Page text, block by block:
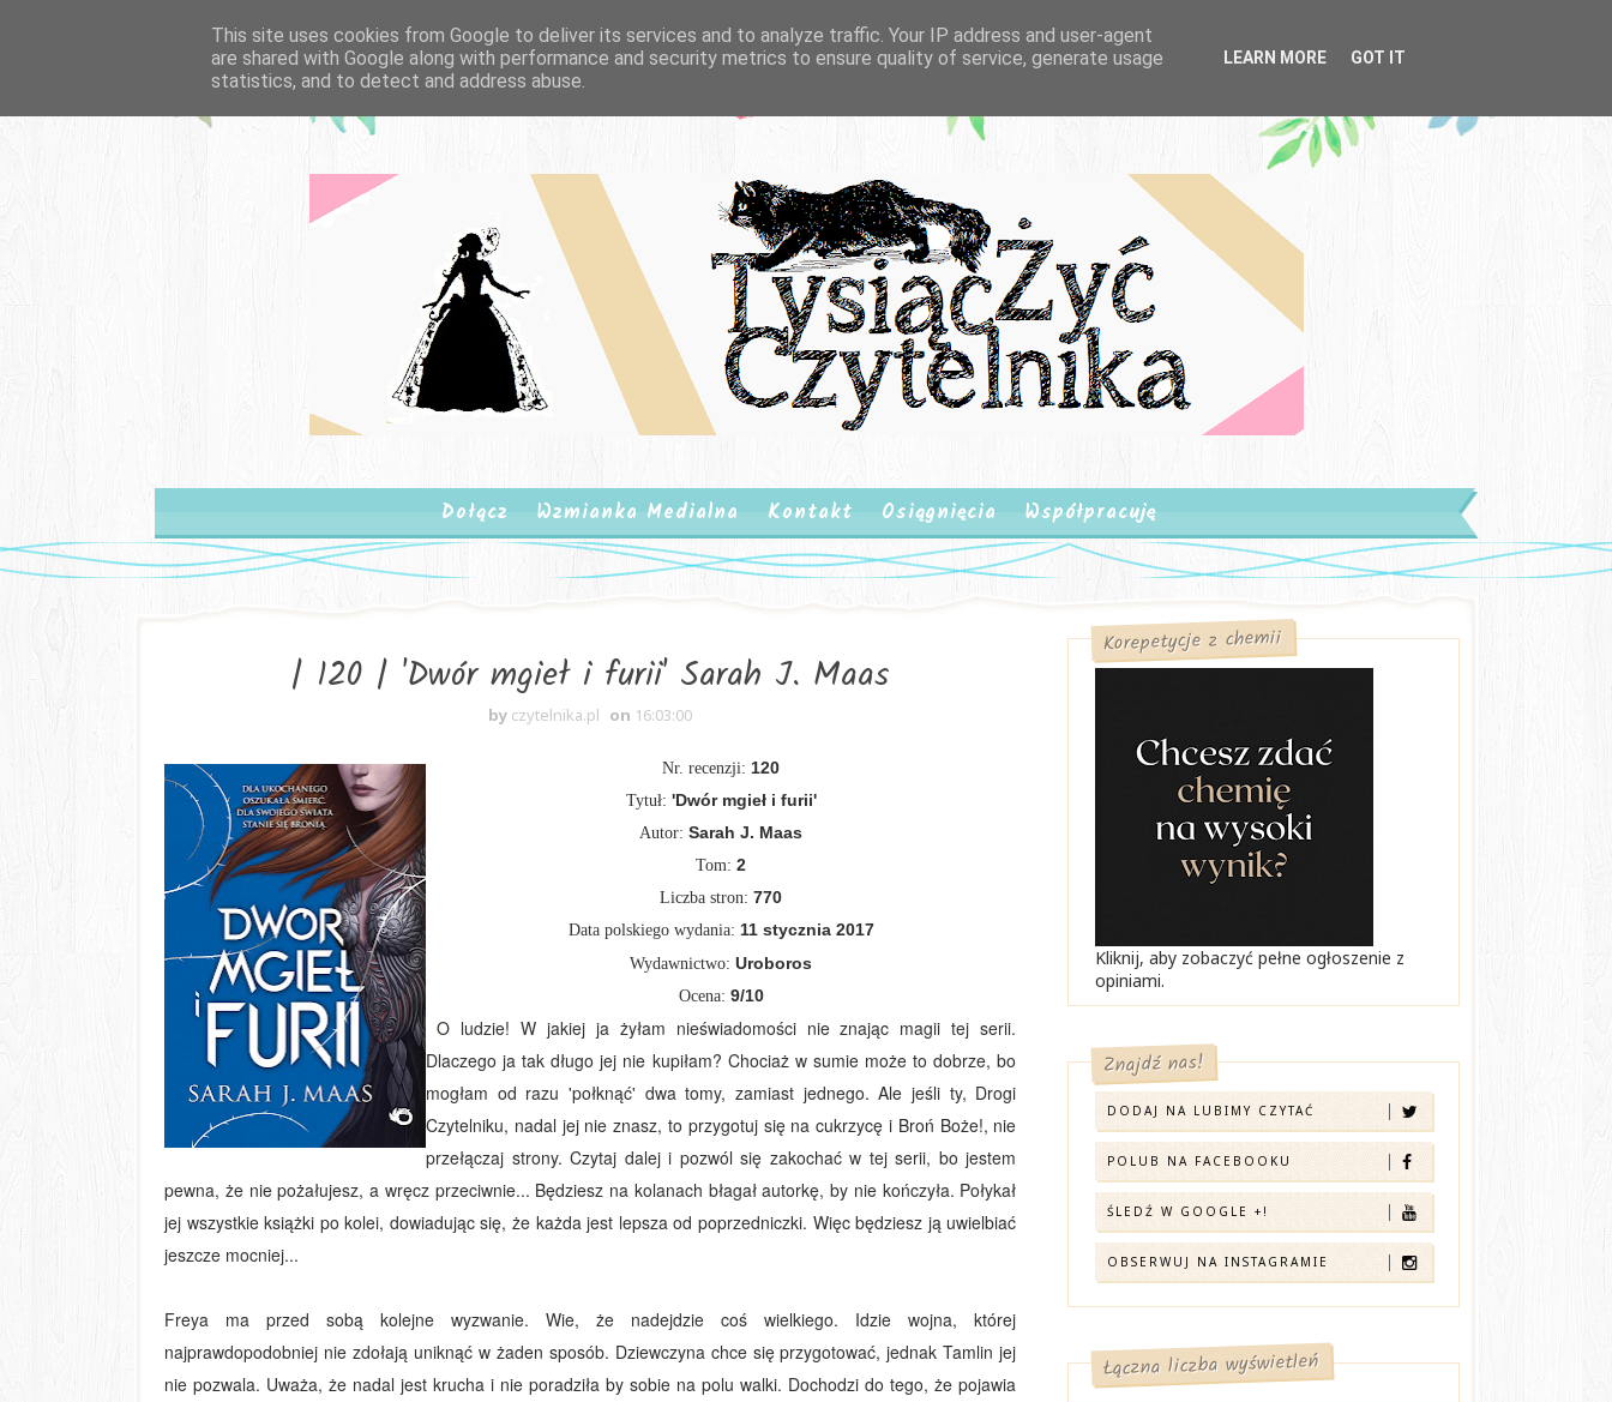
Dołącz Wzmianka Medialna Kontakt Osiągnięcia Współpracuję
| 120 | 'Dwór mgieł i furii' Sarah J. Maas
by czytelnika.pl on 16:03:00
Nr. recenzji:120
Tytuł: 'Dwór mgieł i furii'
Autor:Sarah J. Maas
Tom:2
Liczba stron: 770
Data polskiego wydania: 11 stycznia 2017
Wydawnictwo:Uroboros
Ocena: 9/10
O ludzie! W jakiej ja żyłam nieświadomości nie znając magii tej serii.
Dlaczego ja tak długo jej nie kupiłam? Chociaż w sumie może to dobrze, bo
mogłam od razu 'połknąć' dwa tomy, zamiast jednego. Ale jeśli ty, Drogi
Czytelniku, nadal jej nie znasz, to przygotuj się na cukrzycę i Broń Boże!, nie
przełączaj strony. Czytaj dalej i pozwól się zakochać w tej serii, bo jestem
pewna, że nie pożałujesz, a wręcz przeciwnie... Będziesz na kolanach błagał autorkę, by nie kończyła. Połykał
jej wszystkie książki po kolei, dowiadując się, że każda jest lepsza od poprzedniczki. Więc będziesz ją uwielbiać
jeszcze mocniej...
Freya ma przed sobą kolejne wyzwanie. Wie, że nadejdzie coś wielkiego. Idzie wojna, której
najprawdopodobniej nie zdołają uniknąć w żaden sposób. Dziewczyna chce się przygotować, jednak Tamlin jej
nie pozwala. Uważa, że nadal jest krucha i nie poradziła by sobie na polu walki. Dochodzi do tego, że pojawia
Korepetycje z chemii
Kliknij, aby zobaczyć pełne ogłoszenie z
opiniami.
Znajdź nas!
DODAJ NA LUBIMY CZYTAĆ
POLUB NA FACEBOOKU
ŚLEDŹ W GOOGLE +!
OBSERWUJ NA INSTAGRAMIE
Łączna liczba wyświetleń
This site uses cookies from Google to deliver its services and to analyze traffic. Your IP address and user-agent
are shared with Google along with performance and security metrics to ensure quality of service, generate usage
statistics, and to detect and address abuse.
LEARN MORE GOT IT